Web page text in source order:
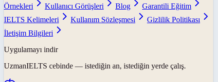
Örnekleri
Kullanıcı Görüşleri Blog
Garantili Eğitim
IELTS Kelimeleri
Kullanım Sözleşmesi
Gizlilik Politikası
İletişim Bilgileri
Uygulamayı indir
UzmanIELTS cebinde — istediğin an, istediğin yerde çalış.